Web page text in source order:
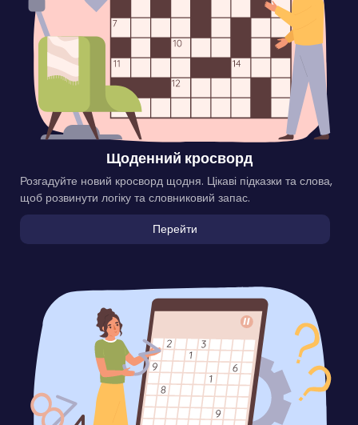
Щоденний кросворд
Розгадуйте новий кросворд щодня. Цікаві підказки та слова,
щоб розвинути логіку та словниковий запас.
Перейти